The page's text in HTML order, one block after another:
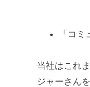
「コ
当社はこれ
ジャーさん